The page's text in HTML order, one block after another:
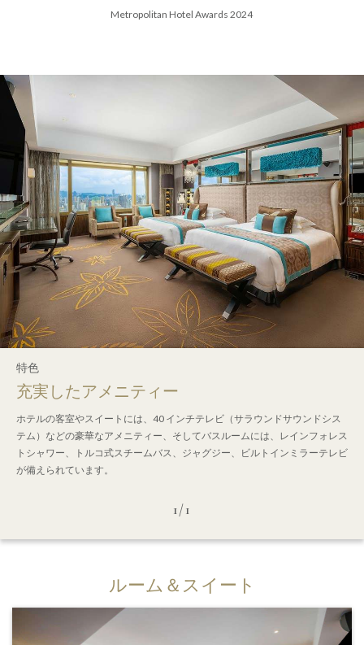
Metropolitan Hotel Awards 2024
特色
充実したアメニティー
ホテルの客室やスイートには、40 インチテレビ（サラウンドサウンドシス
テム）などの豪華なアメニティー、そしてバスルームには、レインフォレス
トシャワー、トルコ式スチームバス、ジャグジー、ビルトインミラーテレビ
が備えられています。
1/1
ルーム＆スイート